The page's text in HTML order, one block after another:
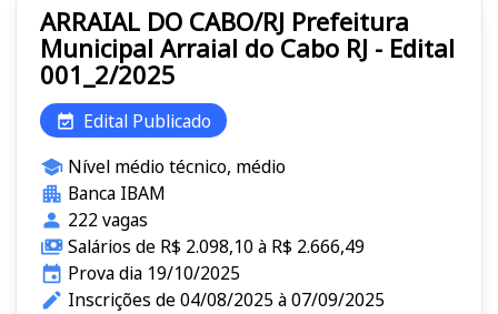
ARRAIAL DO CABO/RJ Prefeitura
Municipal Arraial do Cabo RJ - Edital
001_2/2025
Edital Publicado
Nível médio técnico, médio
Banca IBAM
222 vagas
Salários de R$ 2.098,10 à R$ 2.666,49
Prova dia 19/10/2025
Inscrições de 04/08/2025 à 07/09/2025